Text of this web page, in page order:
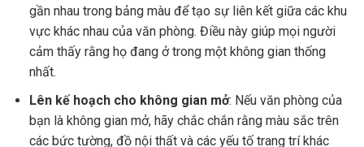
gần nhau trong bảng màu để tạo sự liên kết giữa các khu
vực khác nhau của văn phòng. Điều này giúp mọi người
cảm thấy rằng họ đang ở trong một không gian thống
nhất.
Lên kế hoạch cho không gian mở: Nếu văn phòng của
bạn là không gian mở, hãy chắc chắn rằng màu sắc trên
các bức tường, đồ nội thất và các yếu tố trang trí khác